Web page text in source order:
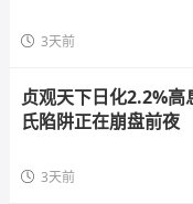
3天前
贞观天下日化2.2%
氏陷阱正在崩盘前夜
3天前